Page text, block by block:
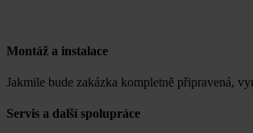
Montáž a instalace
Jakmile bude zakázka kompletně připravená,
Servis a další spolupráce